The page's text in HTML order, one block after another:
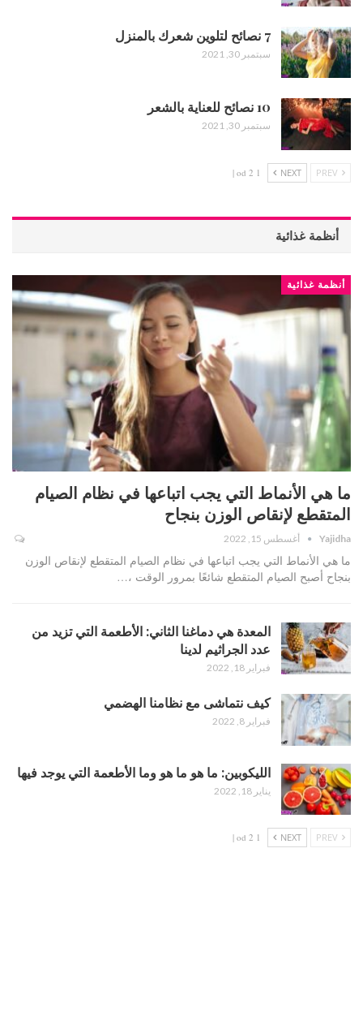
7 نصائح لتلوين شعرك بالمنزل
سبتمبر 30, 2021
10 نصائح للعناية بالشعر
سبتمبر 30, 2021
NEXT
1 od 2 |
أنظمة غذائية
أنظمة غذائية
ما هي الأنماط التي يجب اتباعها في نظام الصيام
المتقطع لإنقاص الوزن بنجاح
Yajidha أغسطس 15, 2022
ما هي الأنماط التي يجب اتباعها في نظام الصيام المتقطع لإنقاص الوزن
بنجاح أصبح الصيام المتقطع شائعًا بمرور الوقت ،…
المعدة هي دماغنا الثاني: الأطعمة التي تزيد من
عدد الجراثيم لدينا
فبراير 18, 2022
كيف نتماشى مع نظامنا الهضمي
فبراير 8, 2022
الليكوبين: ما هو ما هو وما الأطعمة التي يوجد فيها
يناير 18, 2022
NEXT
1 od 2 |